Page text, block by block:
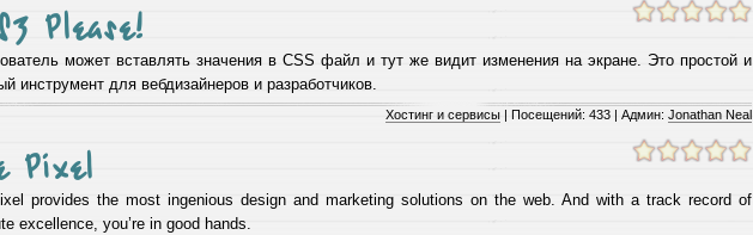
Please!
может вставлять значения в CSS файл и тут же видит изменения на экране. Это простой и
инструмент для вебдизайнеров и разработчиков.
Хостинг и сервисы | Посещений: 433 | Админ: Jonathan Neal
Pixel
provides the most ingenious design and marketing solutions on the web. And with a track record of
excellence, you’re in good hands.